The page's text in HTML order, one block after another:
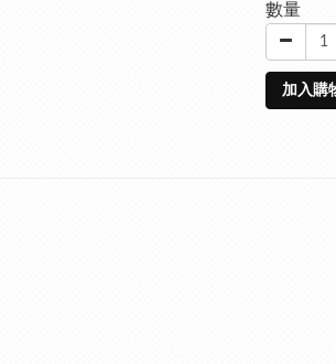
數量
加入購